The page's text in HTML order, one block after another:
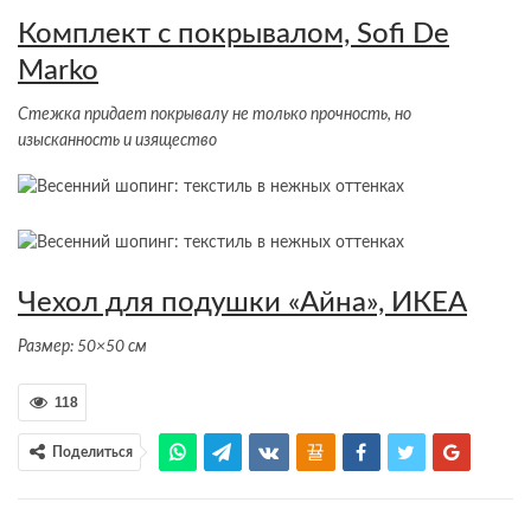
Комплект с покрывалом, Sofi De
Marko
Стежка придает покрывалу не только прочность, но
изысканность и изящество
Чехол для подушки «Айна», ИКЕА
Размер: 50×50 см
118
Поделиться